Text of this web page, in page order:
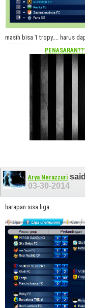
masih bisa 1 tropy.... harus
Arya Nerazzuri
03-30-2014
harapan sisa liga